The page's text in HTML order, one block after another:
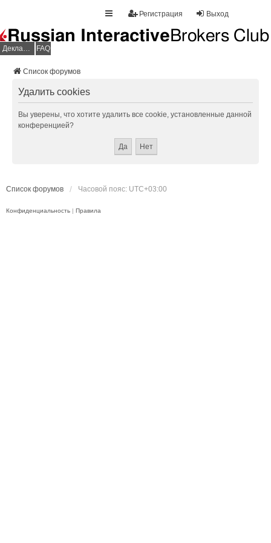
Выход
Регистрация
Декларация НДФЛ FAQ
Список форумов
Удалить cookies
Вы уверены, что хотите удалить все cookie, установленные данной
конференцией?
Список форумов Часовой пояс: UTC+03:00
Конфиденциальность | Правила